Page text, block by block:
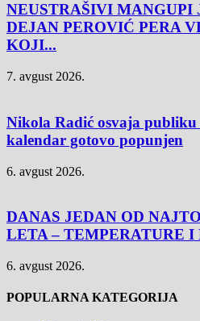
NEUSTRAŠIVI MANGUPI
DEJAN PEROVIĆ PERA
KOJI...
7. avgust 2026.
Nikola Radić osvaja
kalendar gotovo popunjen
6. avgust 2026.
DANAS JEDAN OD
LETA – TEMPERATURE I
6. avgust 2026.
POPULARNA KATEGORIJA